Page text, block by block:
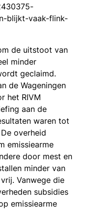
blijkt-vaak-flink-
de uitstoot van
minder
geclaimd.
de Wageningen
het RIVM
aan de
waren tot
overheid
emissiearme
door mest en
minder van
Vanwege die
subsidies
emissiearme